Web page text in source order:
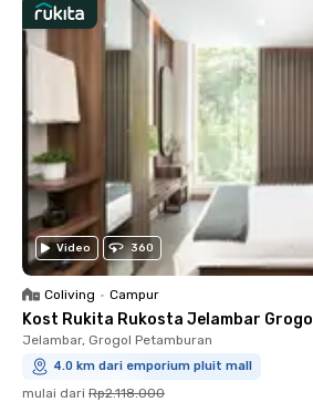
Video 360
Coliving • Campur
Kost Rukita Rukosta Jelambar Grogol
Jelambar, Grogol Petamburan
4.0 km dari emporium pluit mall
mulai dari Rp2.118.000